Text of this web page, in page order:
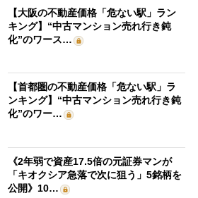
【大阪の不動産価格「危ない駅」ラン
キング】“中古マンション売れ行き鈍
化”のワース…
【首都圏の不動産価格「危ない駅」ラ
ンキング】“中古マンション売れ行き鈍
化”のワー…
《2年弱で資産17.5倍の元証券マンが
「キオクシア急落で次に狙う」5銘柄を
公開》10…